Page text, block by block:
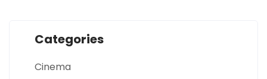
Categories
Cinema